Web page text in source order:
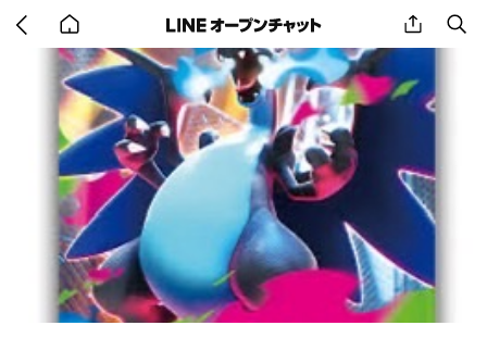
back
to
home
share